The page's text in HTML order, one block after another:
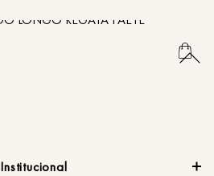
Institucional